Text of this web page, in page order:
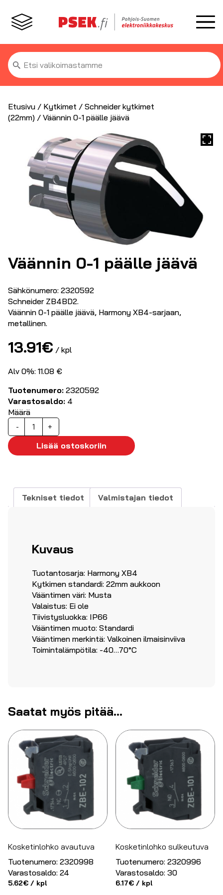
Etsi:
Etusivu / Kytkimet / Schneider kytkimet
(22mm) / Väännin 0-1 päälle jäävä
Väännin 0-1 päälle jäävä
Sähkönumero: 2320592
Schneider ZB4BD2.
Väännin 0-1 päälle jäävä, Harmony XB4-sarjaan,
metallinen.
13.91€ / kpl
Alv 0%: 11.08 €
Tuotenumero: 2320592
Varastosaldo: 4
Määrä
-
Väännin
0-
päälle
+
Lisää ostoskoriin
Tekniset tiedot Valmistajan tiedot
Kuvaus
Tuotantosarja: Harmony XB4
Kytkimen standardi: 22mm aukkoon
Vääntimen väri: Musta
Valaistus: Ei ole
Tiivistysluokka: IP66
Vääntimen muoto: Standardi
Vääntimen merkintä: Valkoinen ilmaisinviiva
Toimintalämpötila: -40…70°C
Saatat myös pitää...
Kosketinlohko avautuva
Tuotenumero: 2320998
Varastosaldo: 24
5.62€ / kpl
Kosketinlohko sulkeutuva
Tuotenumero: 2320996
Varastosaldo: 30
6.17€ / kpl